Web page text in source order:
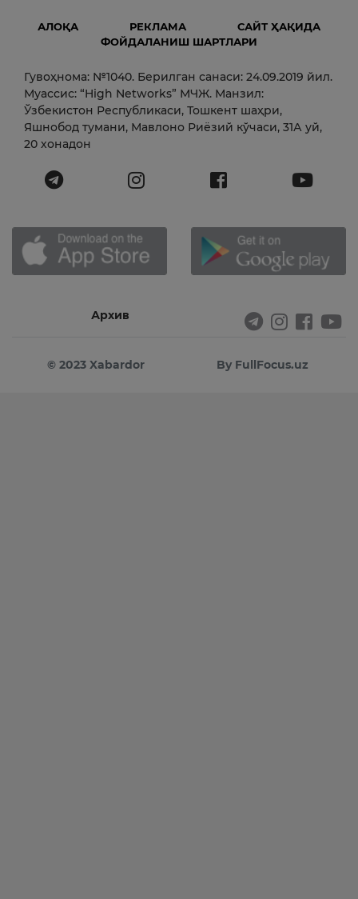
АЛОҚА РЕКЛАМА
САЙТ ҲАҚИДА
ФОЙДАЛАНИШ ШАРТЛАРИ
Гувоҳнома: №1040. Берилган санаси: 24.09.2019 йил.
Муассис: “High Networks” МЧЖ. Манзил:
Ўзбекистон Республикаси, Тошкент шаҳри,
Яшнобод тумани, Мавлоно Риёзий кўчаси, 31А уй,
20 хонадон
Архив
© 2023 Xabardor By FullFocus.uz